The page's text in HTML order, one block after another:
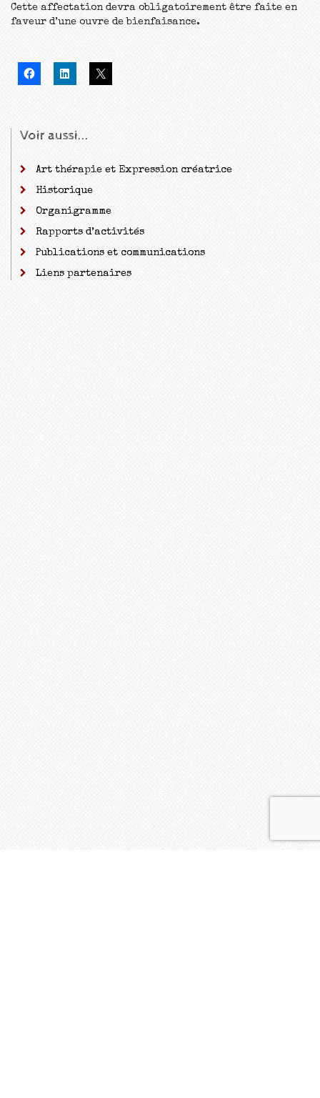
Cette affectation devra obligatoirement être faite en
faveur d’une ouvre de bienfaisance.
Voir aussi...
Art thérapie et Expression créatrice
Historique
Organigramme
Rapports d’activités
Publications et communications
Liens partenaires